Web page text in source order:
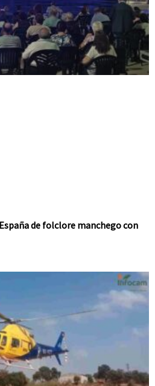
de folclore manchego con